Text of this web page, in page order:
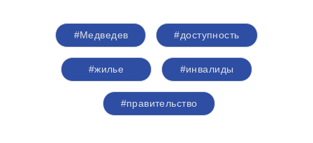
#Медведев #доступность
#жилье #инвалиды
#правительство